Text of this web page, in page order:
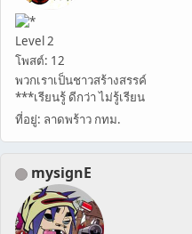
Level 2
โพสต์: 12
พวกเราเป็นชาวสร้างสรรค์
***เรียนรู้ ดีกว่า ไม่รู้เรียน
ที่อยู่: ลาดพร้าว กทม.
mysignE